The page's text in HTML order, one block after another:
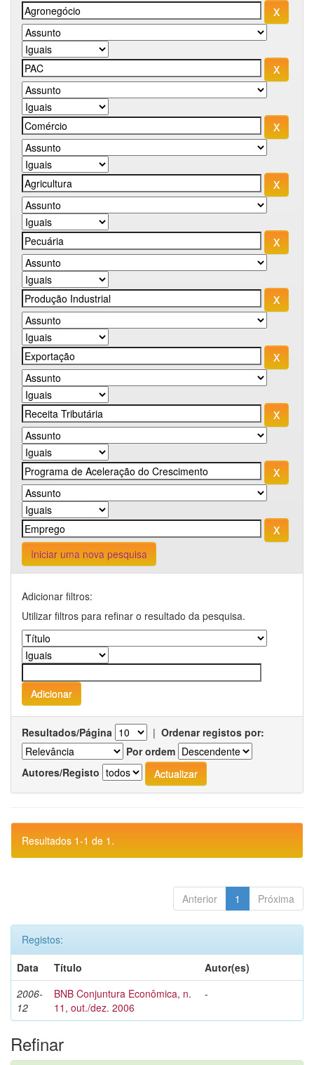
Iniciar uma nova pesquisa
Adicionar filtros:
Utilizar filtros para refinar o resultado da pesquisa.
Resultados/Página | Ordenar registos por:
Por ordem
Autores/Registo
Resultados 1-1 de 1.
Anterior 1 Próxima
Registos:
Data
Título
Autor(es)
2006-
12
BNB Conjuntura Econômica, n.
11, out./dez. 2006
-
Refinar